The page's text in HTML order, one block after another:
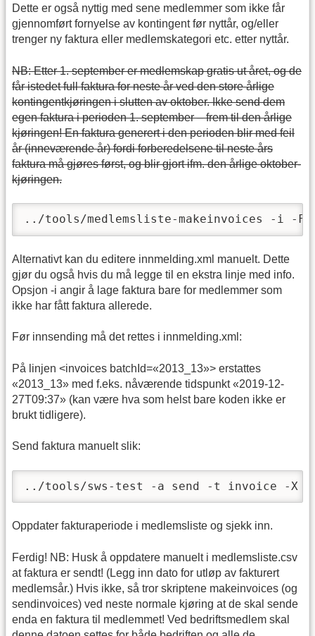
Dette er også nyttig med sene medlemmer som ikke får
gjennomført fornyelse av kontingent før nyttår, og/eller
trenger ny faktura eller medlemskategori etc. etter nyttår.
NB: Etter 1. september er medlemskap gratis ut året, og de
får istedet full faktura for neste år ved den store årlige
kontingentkjøringen i slutten av oktober. Ikke send dem
egen faktura i perioden 1. september – frem til den årlige
kjøringen! En faktura generert i den perioden blir med feil
år (inneværende år) fordi forberedelsene til neste års
faktura må gjøres først, og blir gjort ifm. den årlige oktober-
kjøringen.
../tools/medlemsliste-makeinvoices -i -F
Alternativt kan du editere innmelding.xml manuelt. Dette
gjør du også hvis du må legge til en ekstra linje med info.
Opsjon -i angir å lage faktura bare for medlemmer som
ikke har fått faktura allerede.
Før innsending må det rettes i innmelding.xml:
På linjen <invoices batchId=«2013_13»> erstattes
«2013_13» med f.eks. nåværende tidspunkt «2019-12-
27T09:37» (kan være hva som helst bare koden ikke er
brukt tidligere).
Send faktura manuelt slik:
../tools/sws-test -a send -t invoice -X
Oppdater fakturaperiode i medlemsliste og sjekk inn.
Ferdig! NB: Husk å oppdatere manuelt i medlemsliste.csv
at faktura er sendt! (Legg inn dato for utløp av fakturert
medlemsår.) Hvis ikke, så tror skriptene makeinvoices (og
sendinvoices) ved neste normale kjøring at de skal sende
enda en faktura til medlemmet! Ved bedriftsmedlem skal